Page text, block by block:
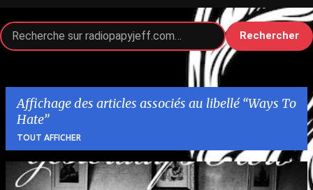
Rechercher
Affichage des articles associés au libellé Ways To
Hate
TOUT AFFICHER